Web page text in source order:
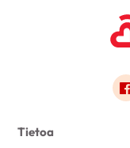
Tietoa